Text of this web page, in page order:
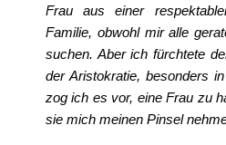
Frau aus einer
Familie, obwohl mir alle
suchen. Aber ich fürchtete
der Aristokratie, besonders
zog ich es vor, eine Frau zu
sie mich meinen Pinsel